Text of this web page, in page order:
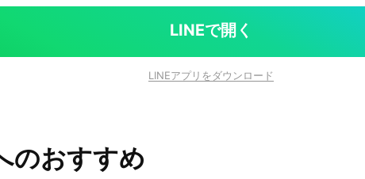
LINEで開く
LINEアプリをダウンロード
のおすすめ